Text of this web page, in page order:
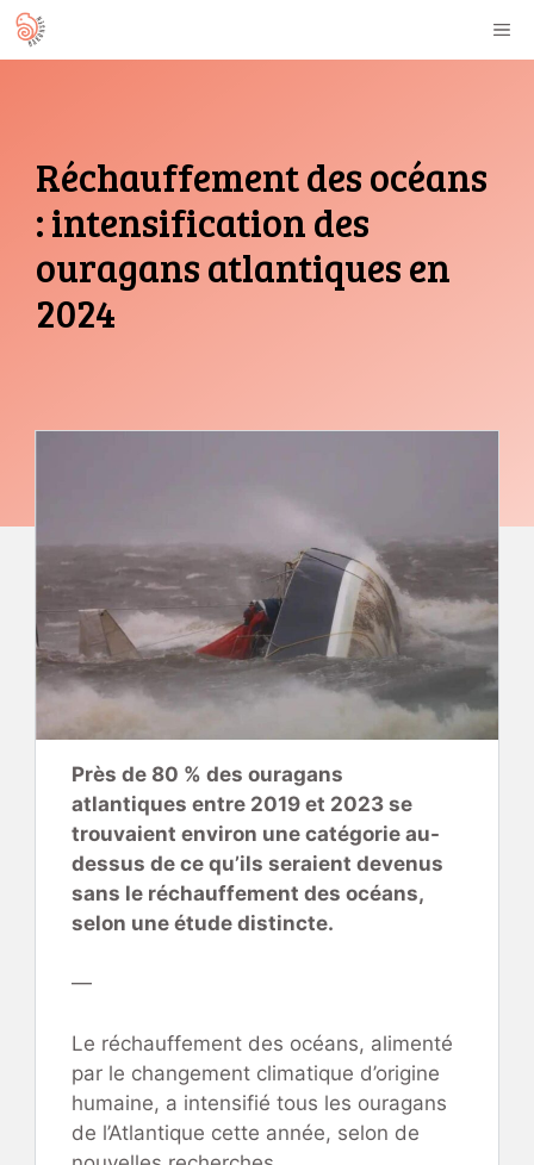
Aller
au
Réchauffement des océans
: intensification des
ouragans atlantiques en
2024
Près de 80 % des ouragans
atlantiques entre 2019 et 2023 se
trouvaient environ une catégorie au-
dessus de ce qu’ils seraient devenus
sans le réchauffement des océans,
selon une étude distincte.
—
Le réchauffement des océans, alimenté
par le changement climatique d’origine
humaine, a intensifié tous les ouragans
de l’Atlantique cette année, selon de